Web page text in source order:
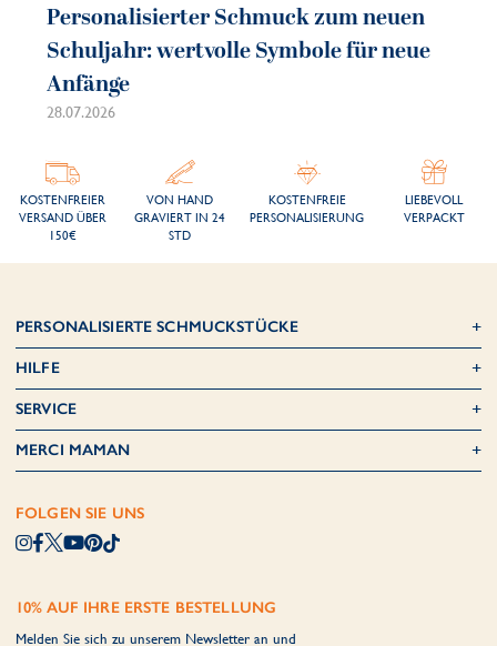
Personalisierter Schmuck zum neuen
Schuljahr: wertvolle Symbole für neue
Anfänge
28.07.2026
KOSTENFREIER
VERSAND ÜBER
150€
VON HAND
GRAVIERT IN 24
STD
KOSTENFREIE
PERSONALISIERUNG
LIEBEVOLL
VERPACKT
PERSONALISIERTE SCHMUCKSTÜCKE
HILFE
SERVICE
MERCI MAMAN
FOLGEN SIE UNS
10% AUF IHRE ERSTE BESTELLUNG
Melden Sie sich zu unserem Newsletter an und